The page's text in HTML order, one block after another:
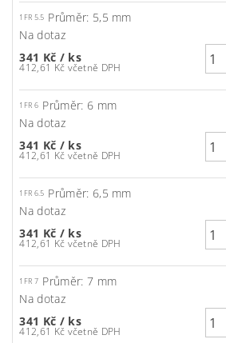
1FR 5.5 Průměr: 5,5 mm
Na dotaz
341 Kč / ks
412,61 Kč včetně DPH
1FR 6 Průměr: 6 mm
Na dotaz
341 Kč / ks
412,61 Kč včetně DPH
1FR 6.5 Průměr: 6,5 mm
Na dotaz
341 Kč / ks
412,61 Kč včetně DPH
1FR 7 Průměr: 7 mm
Na dotaz
341 Kč / ks
412,61 Kč včetně DPH